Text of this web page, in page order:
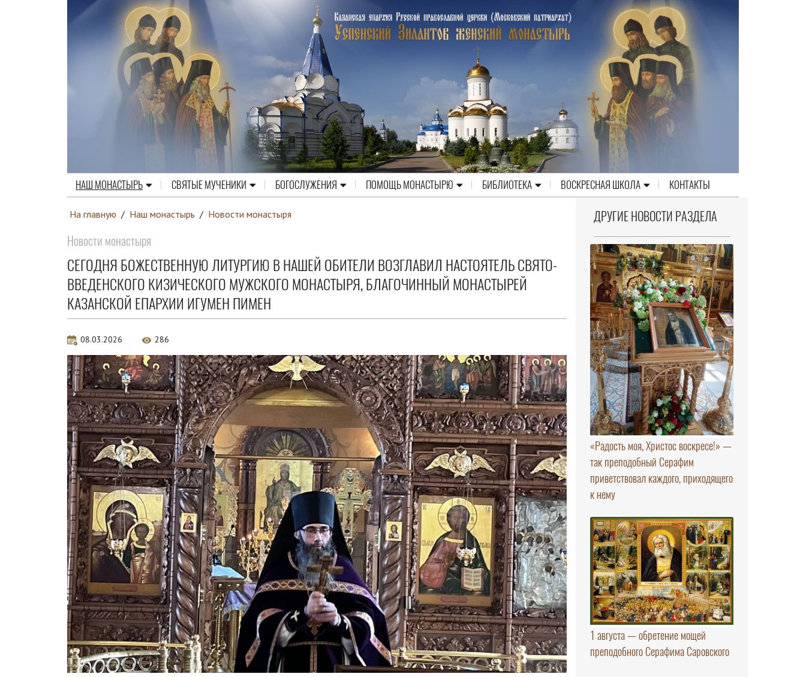
НАШ МОНАСТЫРЬ СВЯТЫЕ МУЧЕНИКИ БОГОСЛУЖЕНИЯ ПОМОЩЬ МОНАСТЫРЮ БИБЛИОТЕКА ВОСКРЕСНАЯ ШКОЛА КОНТАКТЫ
На главную / Наш монастырь / Новости монастыря
Новости монастыря
СЕГОДНЯ БОЖЕСТВЕННУЮ ЛИТУРГИЮ В НАШЕЙ ОБИТЕЛИ ВОЗГЛАВИЛ НАСТОЯТЕЛЬ СВЯТО-
ВВЕДЕНСКОГО КИЗИЧЕСКОГО МУЖСКОГО МОНАСТЫРЯ, БЛАГОЧИННЫЙ МОНАСТЫРЕЙ
КАЗАНСКОЙ ЕПАРХИИ ИГУМЕН ПИМЕН
08.03.2026 286
ДРУГИЕ НОВОСТИ РАЗДЕЛА
«Радость моя, Христос воскресе!» —
так преподобный Серафим
приветствовал каждого, приходящего
к нему
1 августа — обретение мощей
преподобного Серафима Саровского